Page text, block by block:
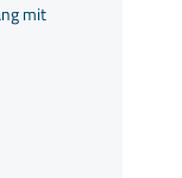
mit